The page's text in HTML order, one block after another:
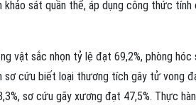
sát quần thể, áp dụng công thức tính
vật sắc nhọn tỷ lệ đạt 69,2%, phòng
sơ cứu biết loại thương tích gây tử vong
sơ cứu gãy xương đạt 47,5%. Thực